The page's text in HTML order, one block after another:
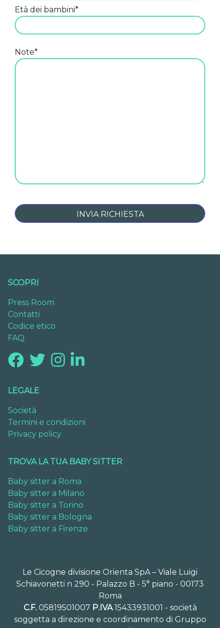
Età dei bambini*
Note*
SCOPRI
Press Room
Contatti
Codice etico
FAQ
LEGALE
Società
Termini e condizioni
Privacy policy
TROVA LA TUA BABY SITTER
Baby sitter a Roma
Baby sitter a Milano
Baby sitter a Torino
Baby sitter a Bologna
Baby sitter a Firenze
Le Cicogne divisione Orienta SpA – Viale Luigi
Schiavonetti n 290 - Palazzo B - 5° piano - 00173
Roma
C.F.05819501007 P.IVA15433931001 - società
soggetta a direzione e coordinamento di Gruppo